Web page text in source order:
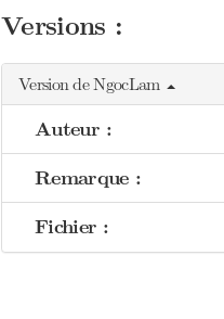
Versions :
Version de NgocLam
Auteur :
Remarque :
Fichier :